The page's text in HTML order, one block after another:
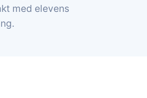
med elevens